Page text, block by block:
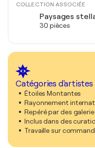
COLLECTION ASSOCIÉE
Paysages
30 pièces
Catégories d'artistes
Étoiles Montantes
Rayonnement
Repéré par des
Inclus dans des
Travaille sur